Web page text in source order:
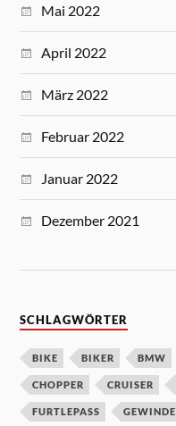
Mai 2022
April 2022
März 2022
Februar 2022
Januar 2022
Dezember 2021
SCHLAGWÖRTER
BIKE BIKER BMW
CHOPPER CRUISER
FURTLEPASS GEWINDE